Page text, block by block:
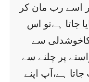
اسے رب مان کر
جاتا ہےتو اس
سے
پر چلنے سے
ہے،آپ اپنے